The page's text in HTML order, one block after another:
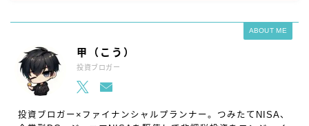
ABOUT ME
甲（こう）
投資ブロガー
投資ブロガー×ファイナンシャルプランナー。つみたてNISA、